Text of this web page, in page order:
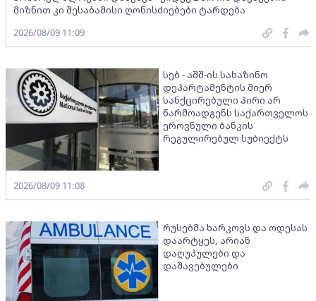
მიზნით კი შესაბამისი ღონისძიებები ტარდება
2026/08/09 11:09
სებ - აშშ-ის სახაზინო
დეპარტამენტის მიერ
სანქცირებული პირი არ
წარმოადგენს საქართველოს
ეროვნული ბანკის
რეგულირებულ სუბიექტს
2026/08/09 11:08
რუსებმა ხარკოვს და ოდესას
დაარტყეს, არიან
დაღუპულები და
დაშავებულები